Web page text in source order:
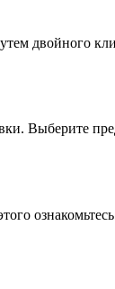
двойного
Выберите